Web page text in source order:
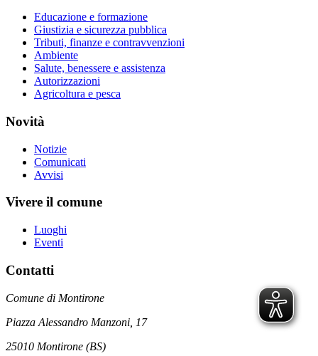
Educazione e formazione
Giustizia e sicurezza pubblica
Tributi, finanze e contravvenzioni
Ambiente
Salute, benessere e assistenza
Autorizzazioni
Agricoltura e pesca
Novità
Notizie
Comunicati
Avvisi
Vivere il comune
Luoghi
Eventi
Contatti
Comune di Montirone
Piazza Alessandro Manzoni, 17
25010 Montirone (BS)